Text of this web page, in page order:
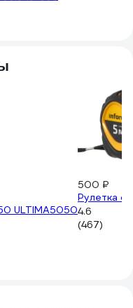
ULTIMA5050
500 ₽
Рулетка с
4.6
(467)